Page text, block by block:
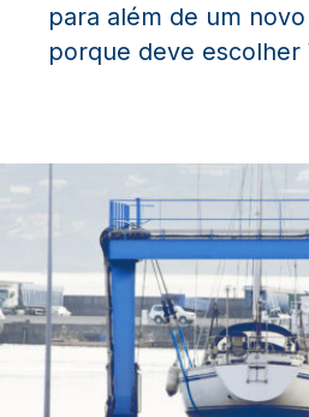
para além de um
porque deve escolher